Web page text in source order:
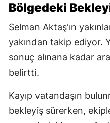
Bölgedeki
Selman Aktaş'ın
yakından takip ediyor.
sonuç alınana kadar
belirtti.
Kayıp vatandaşın
bekleyiş sürerken,